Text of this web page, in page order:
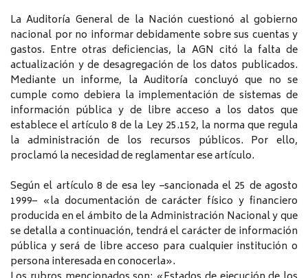
La Auditoría General de la Nación cuestionó al gobierno
nacional por no informar debidamente sobre sus cuentas y
gastos. Entre otras deficiencias, la AGN citó la falta de
actualización y de desagregación de los datos publicados.
Mediante un informe, la Auditoría concluyó que no se
cumple como debiera la implementación de sistemas de
información pública y de libre acceso a los datos que
establece el artículo 8 de la Ley 25.152, la norma que regula
la administración de los recursos públicos. Por ello,
proclamó la necesidad de reglamentar ese artículo.
Según el artículo 8 de esa ley –sancionada el 25 de agosto
1999– «la documentación de carácter físico y financiero
producida en el ámbito de la Administración Nacional y que
se detalla a continuación, tendrá el carácter de información
pública y será de libre acceso para cualquier institución o
persona interesada en conocerla».